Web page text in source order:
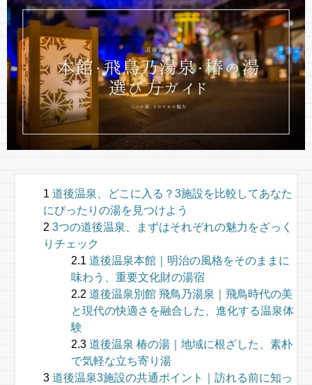
道後温泉、どこに入る？3施設を比較してあなた
にぴったりの湯を見つけよう
3つの道後温泉、まずはそれぞれの魅力をざっく
りチェック
道後温泉本館｜明治の風格をそのままに
味わう、重要文化財の湯宿
道後温泉別館 飛鳥乃湯泉｜飛鳥時代の美
と現代の快適さを融合した、進化する温泉体
験
道後温泉 椿の湯｜地域に根ざした、素朴
で気軽な立ち寄り湯
道後温泉3施設の共通ポイント｜訪れる前に知っ